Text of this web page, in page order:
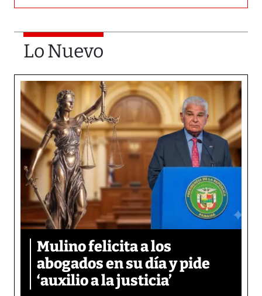
Lo Nuevo
Mulino felicita a los
abogados en su día y pide
‘auxilio a la justicia’